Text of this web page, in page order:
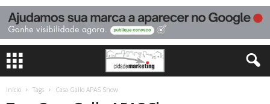
Início Tags Casa Gallo APAS Show